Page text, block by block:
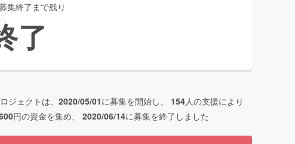
集終了まで残り
了
ジェクトは、 2020/05/01に募集を開始し、 154人の支援により
円の資金を集め、 2020/06/14に募集を終了しました